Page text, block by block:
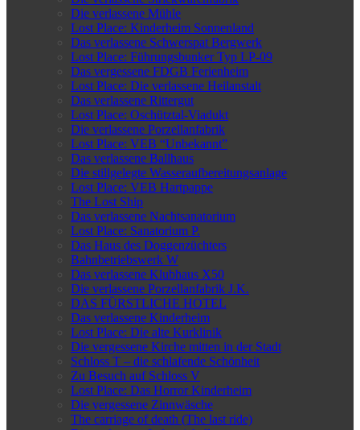
Die verlassene Mühle
Lost Place: Kinderheim Sonnenland
Das verlassene Schwerspat Bergwerk
Lost Place: Führungsbunker Typ LP-09
Das vergessene FDGB Ferienheim
Lost Place: Die verlassene Heilanstalt
Das verlassene Rittergut
Lost Place: Oschütztal-Viadukt
Die verlassene Porzellanfabrik
Lost Place: VEB “Unbekannt”
Das verlassene Ballhaus
Die stillgelegte Wasseraufbereitungsanlage
Lost Place: VEB Hartpappe
The Lost Ship
Das verlassene Nachtsanatorium
Lost Place: Sanatorium P.
Das Haus des Doggenzüchters
Bahnbetriebswerk W
Das verlassene Klubhaus X50
Die verlassene Porzellanfabrik J.K.
DAS FÜRSTLICHE HOTEL
Das verlassene Kinderheim
Lost Place: Die alte Kurklinik
Die vergessene Kirche mitten in der Stadt
Schloss T – die schlafende Schönheit
Zu Besuch auf Schloss V
Lost Place: Das Horror Kinderheim
Die vergessene Zinnwäsche
The carriage of death (The last ride)